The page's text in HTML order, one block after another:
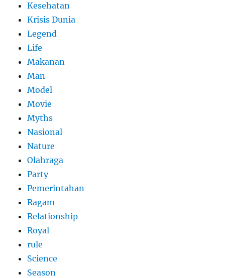
Kesehatan
Krisis Dunia
Legend
Life
Makanan
Man
Model
Movie
Myths
Nasional
Nature
Olahraga
Party
Pemerintahan
Ragam
Relationship
Royal
rule
Science
Season